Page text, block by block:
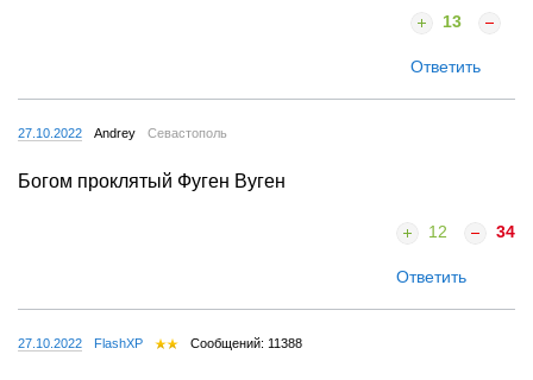
13
Ответить
27.10.2022 Andrey Севастополь
Богом проклятый Фуген Вуген
12 34
Ответить
27.10.2022 FlashXP Сообщений: 11388